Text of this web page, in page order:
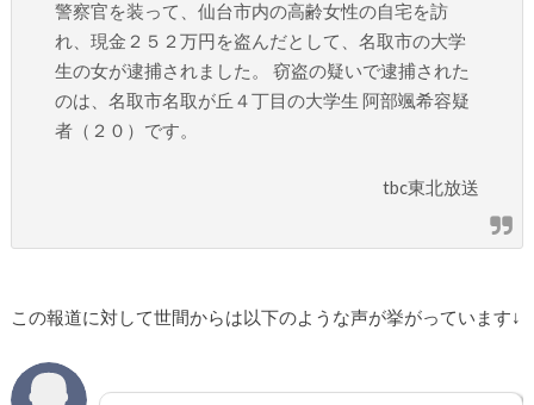
警察官を装って、仙台市内の高齢女性の自宅を訪
れ、現金２５２万円を盗んだとして、名取市の大学
生の女が逮捕されました。 窃盗の疑いで逮捕された
のは、名取市名取が丘４丁目の大学生 阿部颯希容疑
者（２０）です。
tbc東北放送
この報道に対して世間からは以下のような声が挙がっています↓